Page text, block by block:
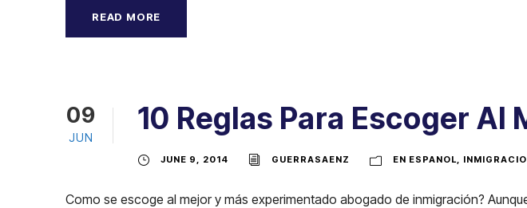
READ MORE
09
JUN
10 Reglas Para Escoger
JUNE 9, 2014 GUERRASAENZ EN ESPANOL
Como se escoge al mejor y más experimentado abogado de inmigración?